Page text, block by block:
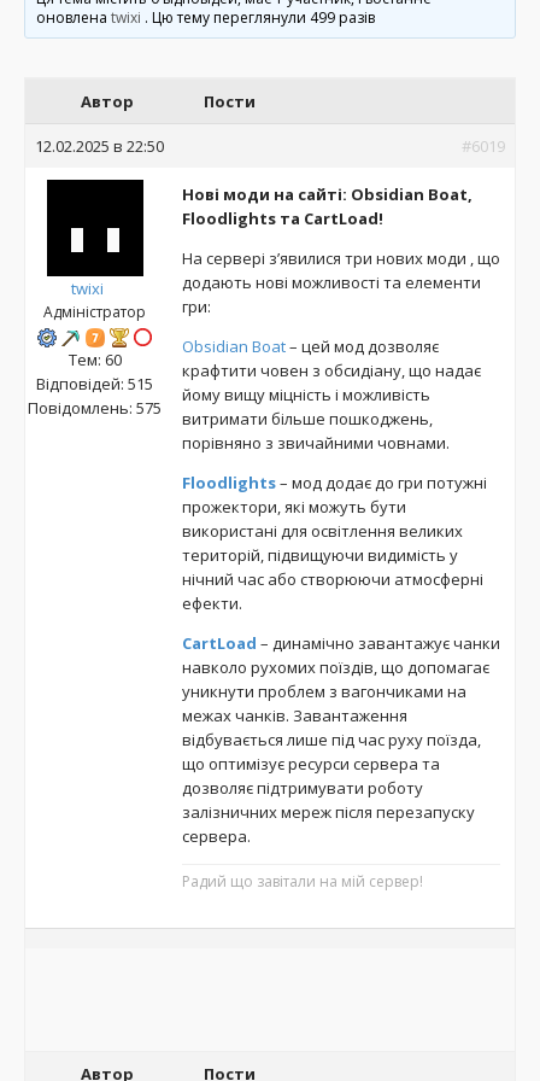
оновлена twixi . Цю тему переглянули 499 разів
Автор Пости
12.02.2025 в 22:50 #6019
twixi
Адміністратор
Тем: 60
Відповідей: 515
Повідомлень: 575
Нові моди на сайті: Obsidian Boat,
Floodlights та CartLoad!
На сервері з’явилися три нових моди , що
додають нові можливості та елементи
гри:
Obsidian Boat– цей мод дозволяє
крафтити човен з обсидіану, що надає
йому вищу міцність і можливість
витримати більше пошкоджень,
порівняно з звичайними човнами.
Floodlights– мод додає до гри потужні
прожектори, які можуть бути
використані для освітлення великих
територій, підвищуючи видимість у
нічний час або створюючи атмосферні
ефекти.
CartLoad – динамічно завантажує чанки
навколо рухомих поїздів, що допомагає
уникнути проблем з вагончиками на
межах чанків. Завантаження
відбувається лише під час руху поїзда,
що оптимізує ресурси сервера та
дозволяє підтримувати роботу
залізничних мереж після перезапуску
сервера.
Радий що завітали на мій сервер!
Автор Пости